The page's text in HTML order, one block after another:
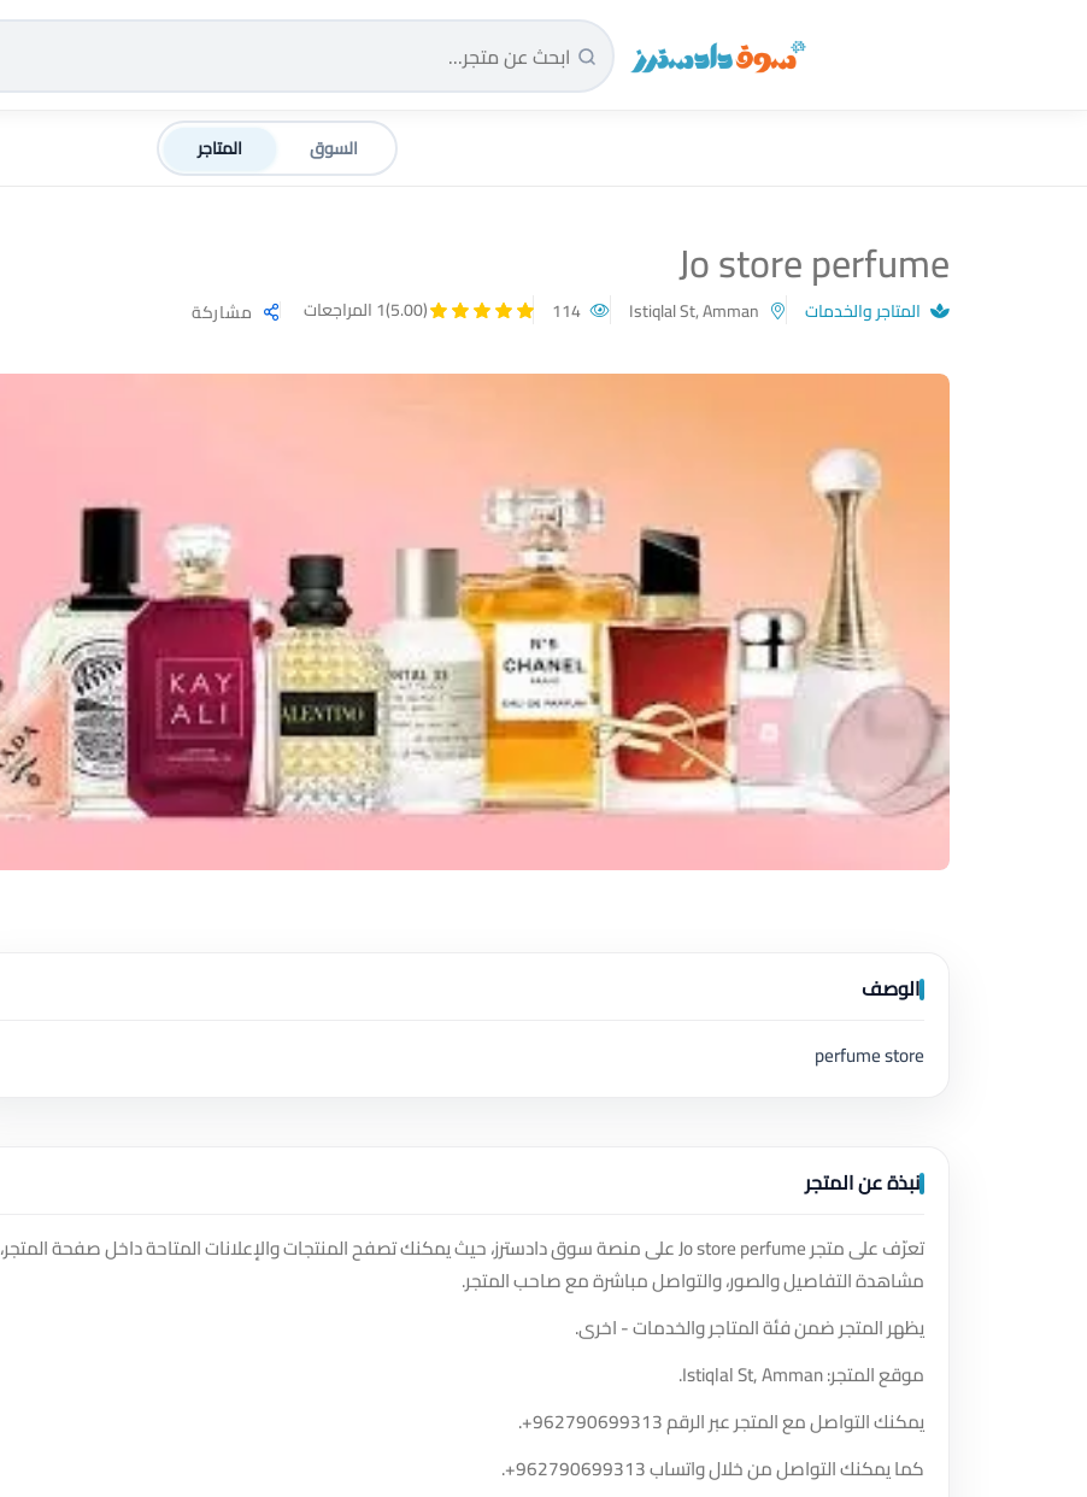
سوق دادسترز الرئيسية
السوق المتاجر
Jo store perfume
المتاجر والخدمات (5.00) 1 المراجعات مشاركة
الوصف
perfume store
نبذة عن المتجر
تعرّف على متجر Jo store perfume على منصة سوق دادسترز، حيث يمكنك تصفح المنتجات والإعلانات المتاحة داخل صفحة المتجر،
مشاهدة التفاصيل والصور، والتواصل مباشرة مع صاحب المتجر.
يظهر المتجر ضمن فئة المتاجر والخدمات - اخرى.
موقع المتجر: Istiqlal St, Amman.
يمكنك التواصل مع المتجر عبر الرقم+962790699313
.
كما يمكنك التواصل من خلال واتساب+962790699313
.